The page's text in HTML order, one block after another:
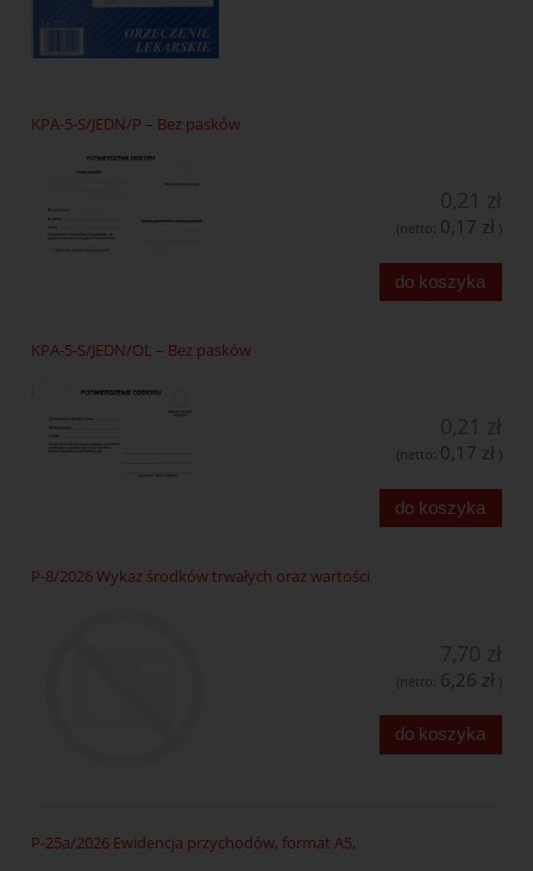
KPA-5-S/JEDN/P – Bez pasków
(netto: 0,17 zł )
do koszyka
KPA-5-S/JEDN/OL – Bez pasków
(netto: 0,17 zł )
do koszyka
P-8/2026 Wykaz środków trwałych oraz wartości
(netto: 6,26 zł )
do koszyka
P-25a/2026 Ewidencja przychodów, format A5,